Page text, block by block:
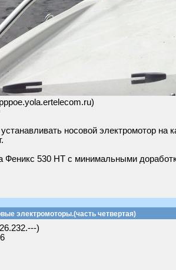
носовой электромотор на
Феникс 530 НТ с минимальными
электромоторы.(часть четвертая)
)